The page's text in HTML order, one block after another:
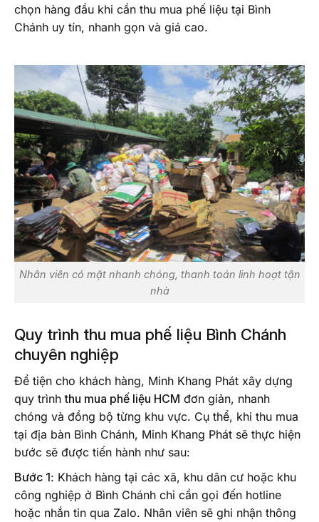
chọn hàng đầu khi cần thu mua phế liệu tại Bình
Chánh uy tín, nhanh gọn và giá cao.
Nhân viên có mặt nhanh chóng, thanh toán linh hoạt tận
nhà
Quy trình thu mua phế liệu Bình Chánh
chuyên nghiệp
Để tiện cho khách hàng, Minh Khang Phát xây dựng
quy trìnhthu mua phế liệu HCM đơn giản, nhanh
chóng và đồng bộ từng khu vực. Cụ thể, khi thu mua
tại địa bàn Bình Chánh, Minh Khang Phát sẽ thực hiện
bước sẽ được tiến hành như sau:
Bước 1: Khách hàng tại các xã, khu dân cư hoặc khu
công nghiệp ở Bình Chánh chỉ cần gọi đến hotline
hoặc nhắn tin qua Zalo. Nhân viên sẽ ghi nhận thông